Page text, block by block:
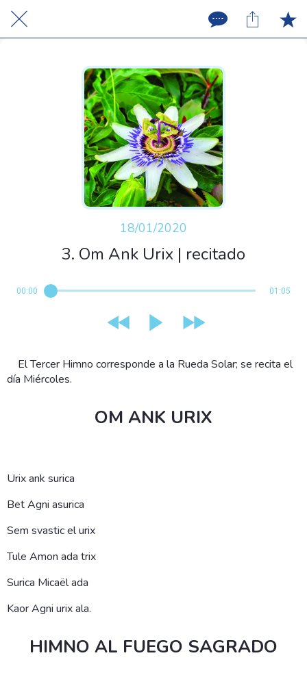
18/01/2020
3. Om Ank Urix | recitado
00:00 01:05
El Tercer Himno corresponde a la Rueda Solar; se recita el
día Miércoles.
OM ANK URIX
Urix ank surica
Bet Agni asurica
Sem svastic el urix
Tule Amon ada trix
Surica Micaël ada
Kaor Agni urix ala.
HIMNO AL FUEGO SAGRADO